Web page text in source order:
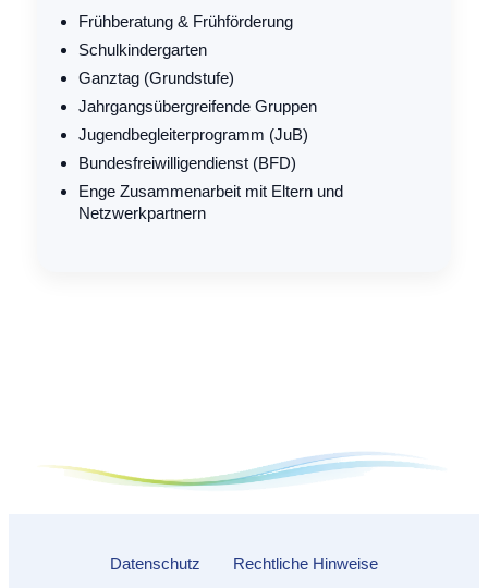
Früh­be­ra­tung & Frühförderung
Schulkindergarten
Ganz­tag (Grund­stu­fe)
Jahr­gangs­über­grei­fen­de Gruppen
Jugend­be­glei­ter­pro­gramm (JuB)
Bun­des­frei­wil­li­gen­dienst (BFD)
Enge Zusam­men­ar­beit mit Eltern und
Netzwerkpartnern
Daten­schutz Recht­li­che Hinweise